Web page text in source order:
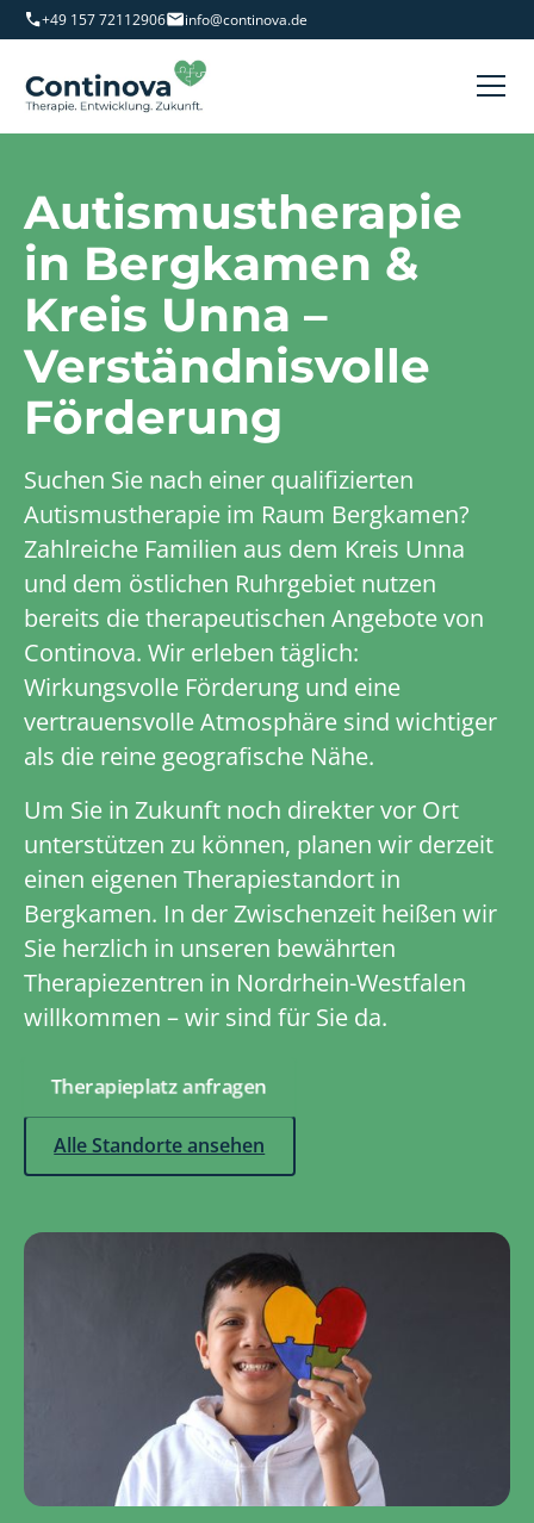
+49 157 72112906 info@continova.de
Autismustherapie
in Bergkamen &
Kreis Unna –
Verständnisvolle
Förderung
Suchen Sie nach einer qualifizierten
Autismustherapie im Raum Bergkamen?
Zahlreiche Familien aus dem Kreis Unna
und dem östlichen Ruhrgebiet nutzen
bereits die therapeutischen Angebote von
Continova. Wir erleben täglich:
Wirkungsvolle Förderung und eine
vertrauensvolle Atmosphäre sind wichtiger
als die reine geografische Nähe.
Um Sie in Zukunft noch direkter vor Ort
unterstützen zu können, planen wir derzeit
einen eigenen Therapiestandort in
Bergkamen. In der Zwischenzeit heißen wir
Sie herzlich in unseren bewährten
Therapiezentren in Nordrhein-Westfalen
willkommen – wir sind für Sie da.
Therapieplatz anfragen
Alle Standorte ansehen